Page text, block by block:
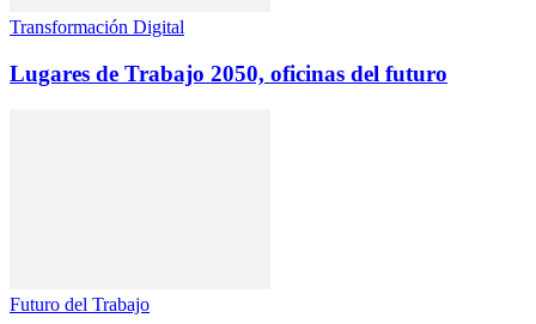
Transformación Digital
Lugares de Trabajo 2050, oficinas del futuro
Futuro del Trabajo